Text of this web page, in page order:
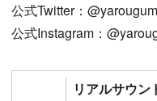
公式Twitter：
公式Instagram：
リアルサウン